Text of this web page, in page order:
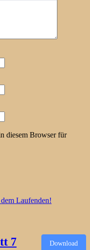
diesem Browser für
Laufenden!
7
Download